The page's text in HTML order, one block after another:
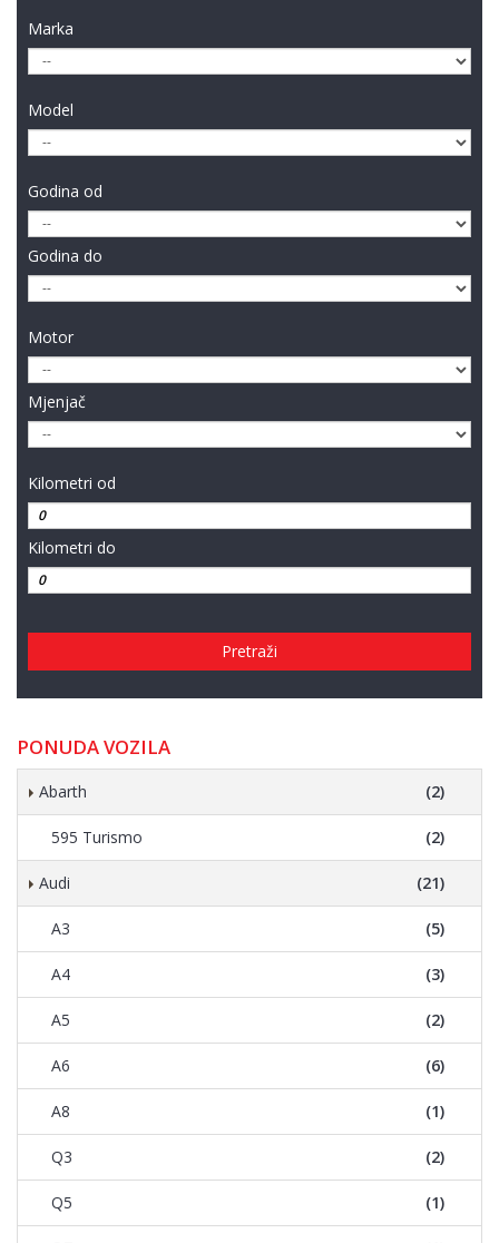
Marka
Model
Godina od
Godina do
Motor
Mjenjač
Kilometri od
Kilometri do
Pretraži
PONUDA VOZILA
Abarth (2)
595 Turismo (2)
Audi (21)
A3 (5)
A4 (3)
A5 (2)
A6 (6)
A8 (1)
Q3 (2)
Q5 (1)